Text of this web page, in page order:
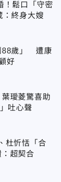
！鬆口「守密
終身大嫂
88歲」 遭康
好
璦菱驚喜助
吐心聲
杜忻恬「合
超契合